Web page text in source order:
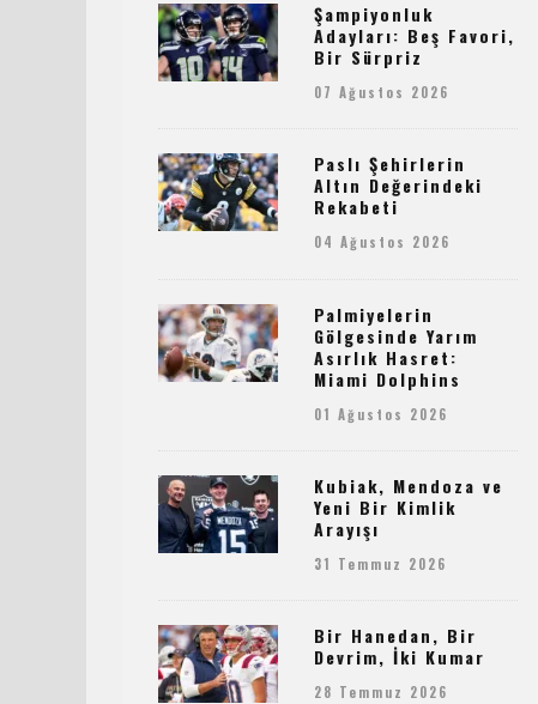
Şampiyonluk
Adayları: Beş Favori,
Bir Sürpriz
07 Ağustos 2026
Paslı Şehirlerin
Altın Değerindeki
Rekabeti
04 Ağustos 2026
Palmiyelerin
Gölgesinde Yarım
Asırlık Hasret:
Miami Dolphins
01 Ağustos 2026
Kubiak, Mendoza ve
Yeni Bir Kimlik
Arayışı
31 Temmuz 2026
Bir Hanedan, Bir
Devrim, İki Kumar
28 Temmuz 2026